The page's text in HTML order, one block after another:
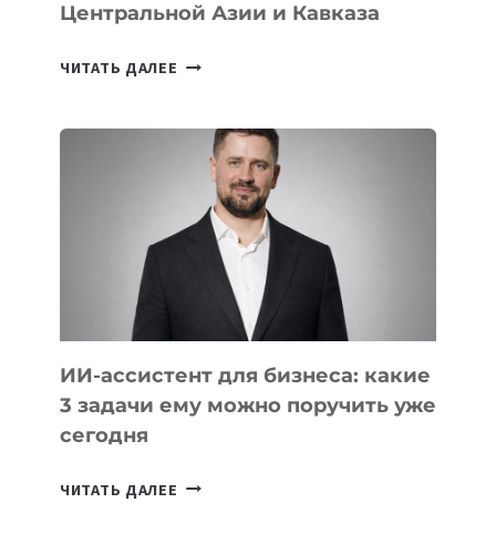
Центральной Азии и Кавказа
ЧИТАТЬ ДАЛЕЕ
КОМПАНИЯХ
ЦЕНТРАЛЬНОЙ
АЗИИ
КАВКАЗА
ИИ-ассистент для бизнеса: какие
3 задачи ему можно поручить уже
сегодня
ЧИТАТЬ ДАЛЕЕ ИИ-